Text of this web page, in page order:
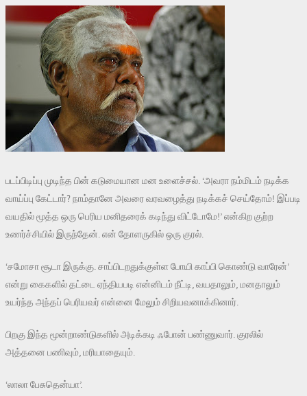
படப்பிடிப்பு முடிந்த பின் கடுமையான மன உளைச்சல். ‘அவரா நம்மிடம் நடிக்க
வாய்ப்பு கேட்டார்? நாம்தானே அவரை வரவழைத்து நடிக்கச் செய்தோம்! இப்படி
வயதில் மூத்த ஒரு பெரிய மனிதரைக் கடிந்து விட்டோமே!’ என்கிற குற்ற
உணர்ச்சியில் இருந்தேன். என் தோளருகில் ஒரு குரல்.
‘சமோசா சூடா இருக்கு. சாப்பிடறதுக்குள்ள போயி காப்பி கொண்டு வாரேன்’
என்று கைகளில் தட்டை ஏந்தியபடி என்னிடம் நீட்டி, வயதாலும், மனதாலும்
உயர்ந்த அந்தப் பெரியவர் என்னை மேலும் சிறியவனாக்கினார்.
பிறகு இந்த மூன்றாண்டுகளில் அடிக்கடி ஃபோன் பண்ணுவார். குரலில்
அத்தனை பணிவும், மரியாதையும்.
‘லாலா பேசுதென்யா’.